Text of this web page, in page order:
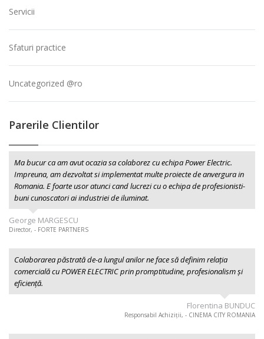
Servicii
Sfaturi practice
Uncategorized @ro
Parerile Clientilor
Ma bucur ca am avut ocazia sa colaborez cu echipa Power Electric.
Impreuna, am dezvoltat si implementat multe proiecte de anvergura in
Romania. E foarte usor atunci cand lucrezi cu o echipa de profesionisti-
buni cunoscatori ai industriei de iluminat.
George MARGESCU
Director, - FORTE PARTNERS
Colaborarea păstrată de-a lungul anilor ne face să definim relația
comercială cu POWER ELECTRIC prin promptitudine, profesionalism şi
eficiență.
Florentina BUNDUC
Responsabil Achiziții, - CINEMA CITY ROMANIA